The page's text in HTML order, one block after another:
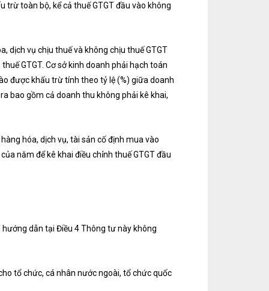
trừ toàn bộ, kể cả thuế GTGT đầu vào không
dịch vụ chịu thuế và không chịu thuế GTGT
GTGT. Cơ sở kinh doanh phải hạch toán
được khấu trừ tính theo tỷ lệ (%) giữa doanh
bao gồm cả doanh thu không phải kê khai,
hóa, dịch vụ, tài sản cố định mua vào
năm để kê khai điều chỉnh thuế GTGT đầu
hướng dẫn tại Điều 4 Thông tư này không
tổ chức, cá nhân nước ngoài, tổ chức quốc